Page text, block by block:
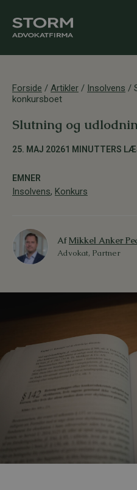
Forside / Artikler / Insolvens /
konkursboet
Slutning og
25. MAJ 20261 MINUTTERS
EMNER
Insolvens, Konkurs
AfMikkel Anker
Advokat, Partner